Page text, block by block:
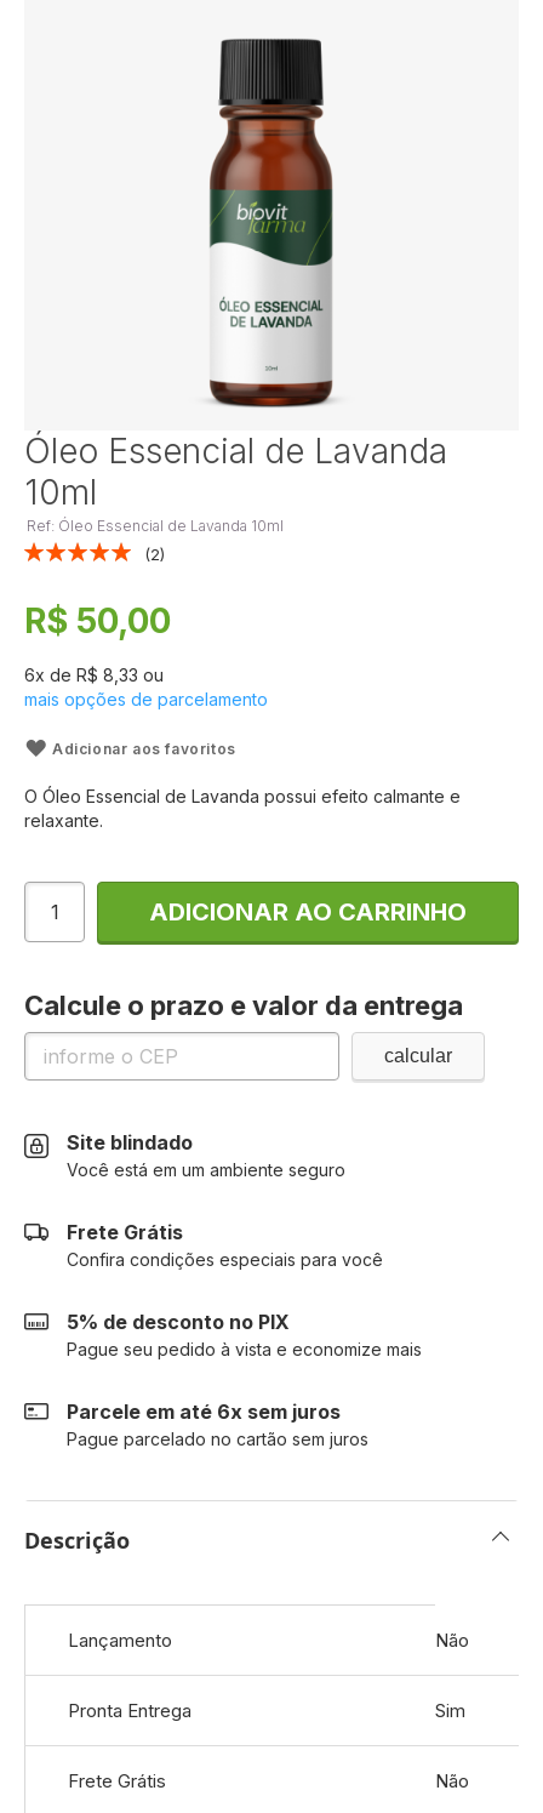
Saltar
para
o
da
Galeria
imagens
Óleo Essencial de Lavanda
10ml
Ref: Óleo Essencial de Lavanda 10ml
Classificação:
2
R$ 50,00
6x de R$ 8,33 ou
mais opções de parcelamento
Adicionar aos favoritos
O Óleo Essencial de Lavanda possui efeito calmante e
relaxante.
ADICIONAR AO CARRINHO
Calcule o prazo e valor da entrega
Site blindado
Você está em um ambiente seguro
Frete Grátis
Confira condições especiais para você
5% de desconto no PIX
Pague seu pedido à vista e economize mais
Parcele em até 6x sem juros
Pague parcelado no cartão sem juros
Descrição
informações
Lançamento Não
Pronta Entrega Sim
Frete Grátis Não